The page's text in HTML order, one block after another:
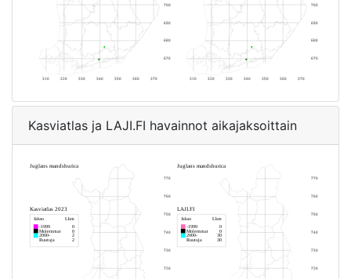
Kasviatlas ja LAJI.FI havainnot aikajaksoittain